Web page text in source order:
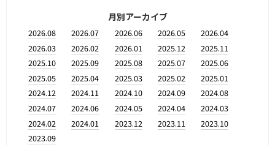
月別アーカイブ
2026.08 2026.07 2026.06 2026.05
2026.04
2026.03
2026.02 2026.01 2025.12
2025.11
2025.10
2025.09 2025.08 2025.07
2025.06
2025.05
2025.04 2025.03 2025.02
2025.01
2024.12
2024.11 2024.10 2024.09
2024.08
2024.07
2024.06 2024.05 2024.04
2024.03
2024.02
2024.01 2023.12 2023.11
2023.10
2023.09